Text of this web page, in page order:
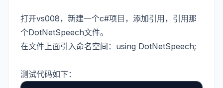
打开vs008，新建一个c#项目，添加引用，引用那
个DotNetSpeech文件。
在文件上面引入命名空间：using DotNetSpeech;
测试代码如下：